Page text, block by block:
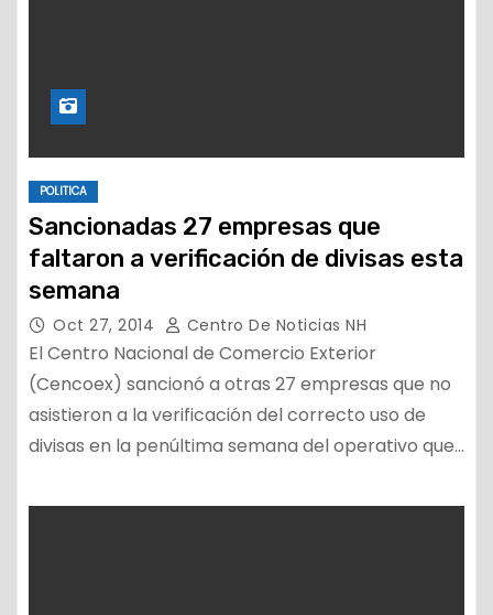
POLITICA
Sancionadas 27 empresas que
faltaron a verificación de divisas esta
semana
Oct 27, 2014 Centro De Noticias NH
El Centro Nacional de Comercio Exterior
(Cencoex) sancionó a otras 27 empresas que no
asistieron a la verificación del correcto uso de
divisas en la penúltima semana del operativo que…